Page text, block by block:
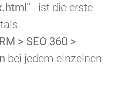
- ist die erste
> SEO 360 >
bei jedem einzelnen